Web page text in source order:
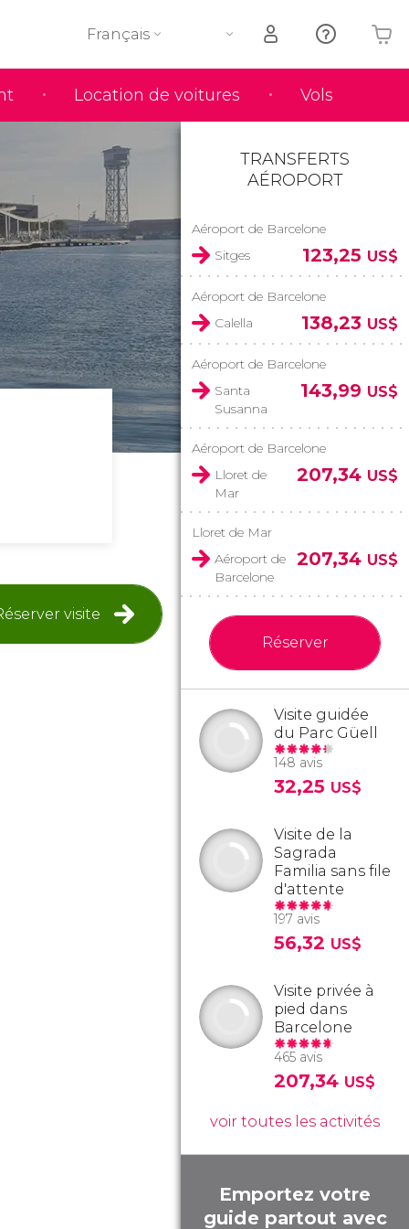
Location de voitures Vols
Français
Votre panier est vide
visite
TRANSFERTS
AÉROPORT
Aéroport de Barcelone
Sitges
123,25 US$
Aéroport de Barcelone
Calella
138,23 US$
Aéroport de Barcelone
Santa
Susanna
143,99 US$
Aéroport de Barcelone
Lloret de
Mar
207,34 US$
Lloret de Mar
Aéroport de
Barcelone
207,34 US$
Réserver
Visite guidée
du Parc Güell
148 avis
32,25 US$
Visite de la
Sagrada
Familia sans file
d'attente
197 avis
56,32 US$
Visite privée à
pied dans
Barcelone
465 avis
207,34 US$
voir toutes les activités
Emportez votre
guide partout avec